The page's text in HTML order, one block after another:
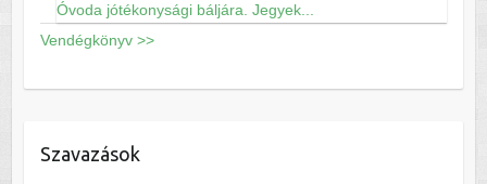
Óvoda jótékonysági báljára. Jegyek...
Vendégkönyv >>
Szavazások